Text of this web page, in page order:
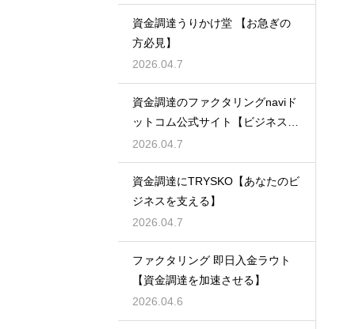
資金調達うりかけ堂 【お急ぎの
方必見】
2026.04.7
資金調達のファクタリングnaviド
ットコム公式サイト【ビジネスの
強い味方】
2026.04.7
資金調達にTRYSKO【あなたのビ
ジネスを支える】
2026.04.7
ファクタリング 即日入金ラウト
【資金調達を加速させる】
2026.04.6